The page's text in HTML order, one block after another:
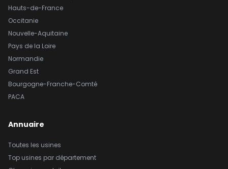
Hauts-de-France
Occitanie
Nouvelle-Aquitaine
Pays de la Loire
Normandie
Grand Est
Bourgogne-Franche-Comté
PACA
Annuaire
Toutes les usines
Top usines par département